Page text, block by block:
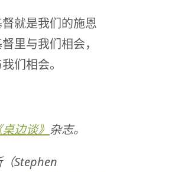
就是我们的施恩
里与我们相会，
们相会。
边谈》 杂志。
Stephen